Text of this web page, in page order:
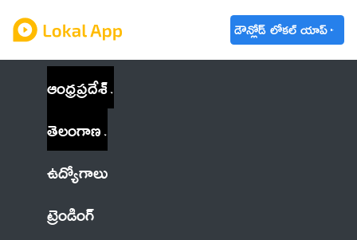
డౌన్లోడ్ లోకల్ యాప్
ఆంధ్రప్రదేశ్
తెలంగాణ
ఉద్యోగాలు
ట్రెండింగ్